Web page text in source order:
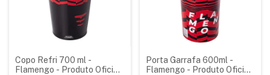
Copo Refri 700 ml -
Flamengo - Produto Oficial
Porta Garrafa 600ml -
Flamengo - Produto Oficial